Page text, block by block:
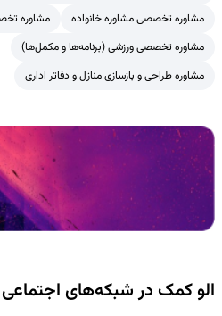
مشاوره تخصصی مشاوره خانواده
مشاوره
مشاوره تخصصی ورزشی (برنامه‌ها و مکمل‌ها)
مشاوره طراحی و بازسازی منازل و دفاتر اداری
الو کمک در شبکه‌های اجتماعی